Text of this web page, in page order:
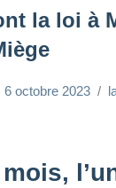
la loi à
6 octobre 2023